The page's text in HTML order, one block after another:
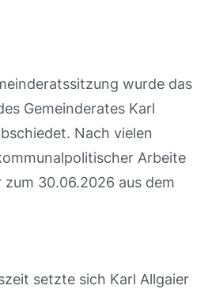
wurde das
Gemeinderates Karl
Nach vielen
Arbeite
zum 30.06.2026 aus dem
setzte sich Karl Allgaier